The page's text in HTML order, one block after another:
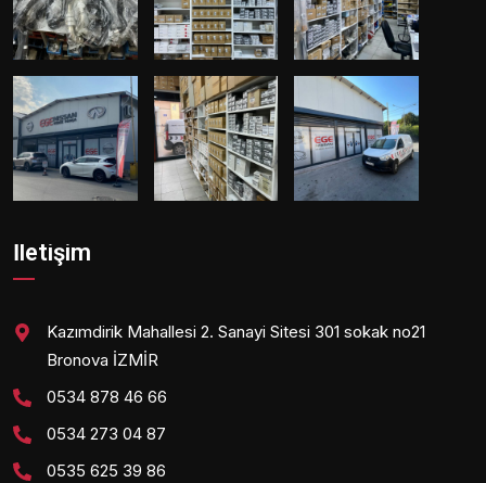
İletişim
Kazımdirik Mahallesi 2. Sanayi Sitesi 301 sokak no21
Bronova İZMİR
0534 878 46 66
0534 273 04 87
0535 625 39 86